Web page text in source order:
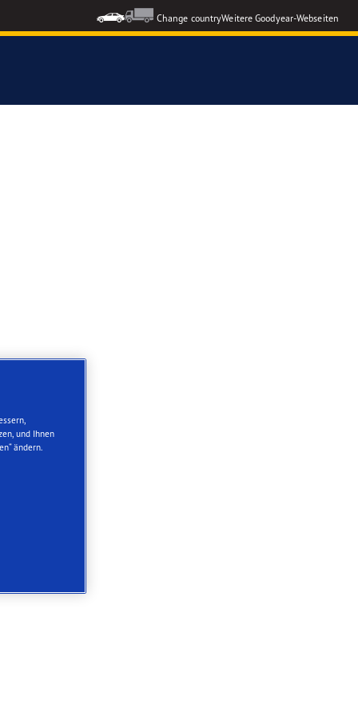
Change countryWeitere Goodyear-Webseiten
und Ihnen
ändern.